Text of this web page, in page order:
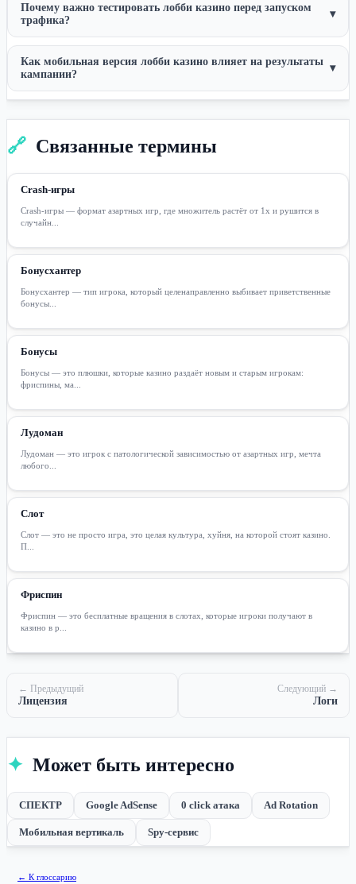
Почему важно тестировать лобби казино перед запуском
трафика?
▾
Как мобильная версия лобби казино влияет на результаты
кампании?
▾
🔗 Связанные термины
Crash-игры
Crash-игры — формат азартных игр, где множитель растёт от 1x и рушится в
случайн...
Бонусхантер
Бонусхантер — тип игрока, который целенаправленно выбивает приветственные
бонусы...
Бонусы
Бонусы — это плюшки, которые казино раздаёт новым и старым игрокам:
фриспины, ма...
Лудоман
Лудоман — это игрок с патологической зависимостью от азартных игр, мечта
любого...
Слот
Слот — это не просто игра, это целая культура, хуйня, на которой стоят казино.
П...
Фриспин
Фриспин — это бесплатные вращения в слотах, которые игроки получают в
казино в р...
← Предыдущий
Лицензия
Следующий →
Логи
✦ Может быть интересно
СПЕКТР Google AdSense 0 click атака Ad Rotation
Мобильная вертикаль Spy-сервис
← К глоссарию